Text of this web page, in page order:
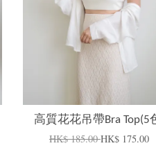
高質花花吊帶Bra Top(5
HK$ 185.00HK$ 175.00